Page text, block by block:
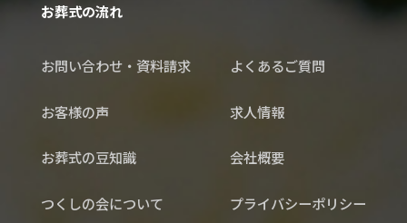
お葬式の流れ
お問い合わせ・資料請求
お客様の声
お葬式の豆知識
つくしの会について
よくあるご質問
求人情報
会社概要
プライバシーポリシー